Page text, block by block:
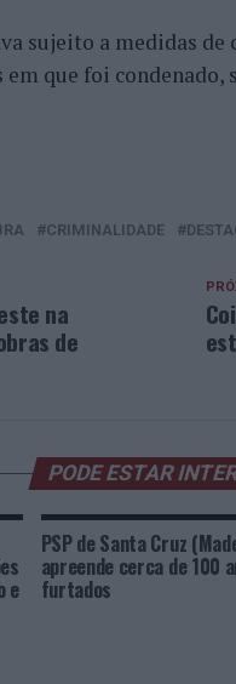
sujeito a medidas de
que foi
CRIMINALIDADE
na
de
PODE ESTAR
e
PSP de Santa Cruz
apreende cerca de 100
furtados